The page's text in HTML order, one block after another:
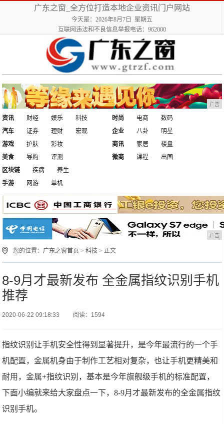
广东之窗_全方位打造本地企业资讯门户网站
今天是：2026年8月7日 星期五
互联网违法和不良信息举报电话：962000
广告
资讯 财经 娱乐
科技
汽车
证券 理财 宏观
时尚 电商
数码
企业
八卦
明星
游戏
护肤
彩妆
美食
导购 评测
商讯 家居
楼盘
微商
课程
出国
区块链
疾病
养生
手游
网游 单机
广告
您的位置： 广东之窗首页 >科技 > 正文
8-9月才最新发布 全金属指纹识别手机
推荐
2020-06-22 09:18:33 阅读：1594
指纹识别让手机安全性得到显著提升，是今年最流行的一个手
机配置，金属机身由于制作工艺相对复杂，也让手机更精美和
耐用，金属+指纹识别，基本是今年旗舰级手机的标准配置，
下面小编就来给大家盘点一下，8-9月才最新发布的全金属指纹
识别手机。